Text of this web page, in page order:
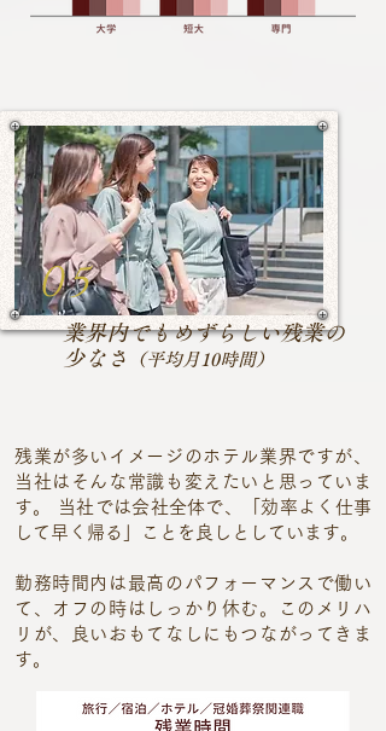
05
業界内でもめずらしい残業の
少なさ
（平均月10時間）
残業が多いイメージのホテル業界ですが、
当社はそんな常識も変えたいと思っていま
す。 当社では会社全体で、「効率よく仕事
して早く帰る」ことを良しとしています。
勤務時間内は最高のパフォーマンスで働い
て、オフの時はしっかり休む。このメリハ
リが、良いおもてなしにもつながってきま
す。